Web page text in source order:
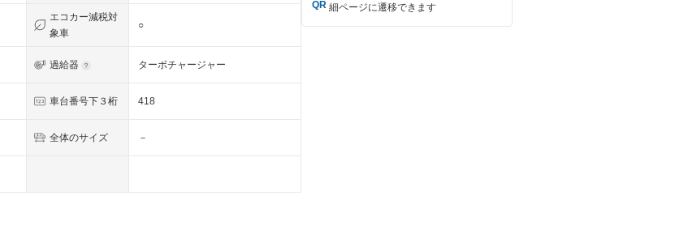
エコカー減税対
象車
○
過給器 ターボチャージャー
車台番号下３桁 418
全体のサイズ －
細ページに遷移できます